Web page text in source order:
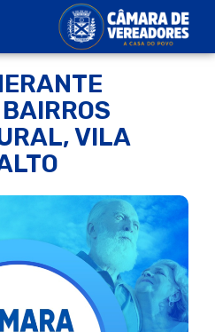
VILA